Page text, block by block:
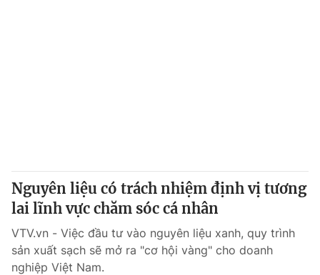
Nguyên liệu có trách nhiệm định vị tương
lai lĩnh vực chăm sóc cá nhân
VTV.vn - Việc đầu tư vào nguyên liệu xanh, quy trình
sản xuất sạch sẽ mở ra "cơ hội vàng" cho doanh
nghiệp Việt Nam.